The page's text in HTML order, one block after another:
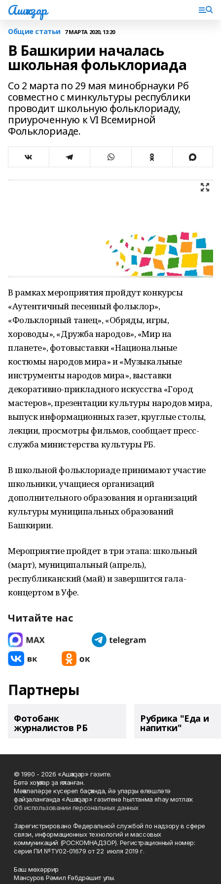
Ашҡаҙар
Общие статьи 7 МАРТА 2020, 13:20
В Башкирии началась
школьная фольклориада
Со 2 марта по 29 мая минобрнауки Рб
совместно с минкультуры республики
проводит школьную фольклориаду,
приуроченную к VI Всемирной
Фольклориаде.
В рамках мероприятия пройдут конкурсы
«Аутентичный песенный фольклор»,
«Фольклорный танец», «Обряды, игры,
хороводы», «Дружба народов», «Мир на
планете», фотовыставки «Национальные
костюмы народов мира» и «Музыкальные
инструменты народов мира», выставки
декоративно-прикладного искусства «Город
мастеров», презентации культуры народов мира,
выпуск информационных газет, круглые столы,
лекции, просмотры фильмов, сообщает пресс-
служба министерства культуры РБ.
В школьной фольклориаде принимают участие
школьники, учащиеся организаций
дополнительного образования и организаций
культуры муниципальных образований
Башкирии.
Мероприятие пройдет в три этапа: школьный
(март), муниципальный (апрель),
республиканский (май) и завершится гала-
концертом в Уфе.
Читайте нас
Партнеры
Фотобанк
журналистов РБ
Рубрика "Еда и
напитки"
© 1990 - 2026 «Ашҡаҙар» гәзите.
Бөтә хоҡуҡтар ҙа яҡланған.
Мәҡәләләрҙе күсереп баҫҡанда, йә уларҙы өлөшләтә
файҙаланғанда «Ашҡаҙар» гәзитенә һылтанма яһау мотлаҡ.
Об использовании персональных данных
Зарегистрировано Федеральной службой по надзору в сфере
связи, информационных технологий и массовых
коммуникаций (РОСКОМНАДЗОР). Регистрационный номер:
серия ПИ №ТУ02-01679 от 22 июля 2019 г.
Баш мөхәррир
Мансуров Рәмил Ғәбдрәшит улы.